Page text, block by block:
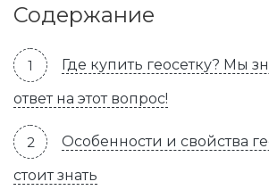
Содержание
Где купить геосетку? Мы
ответ на этот вопрос!
Особенности и свойства
стоит знать